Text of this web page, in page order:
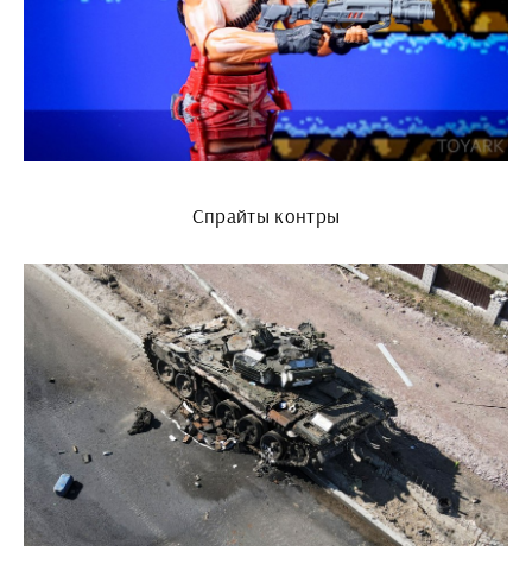
Спрайты контры